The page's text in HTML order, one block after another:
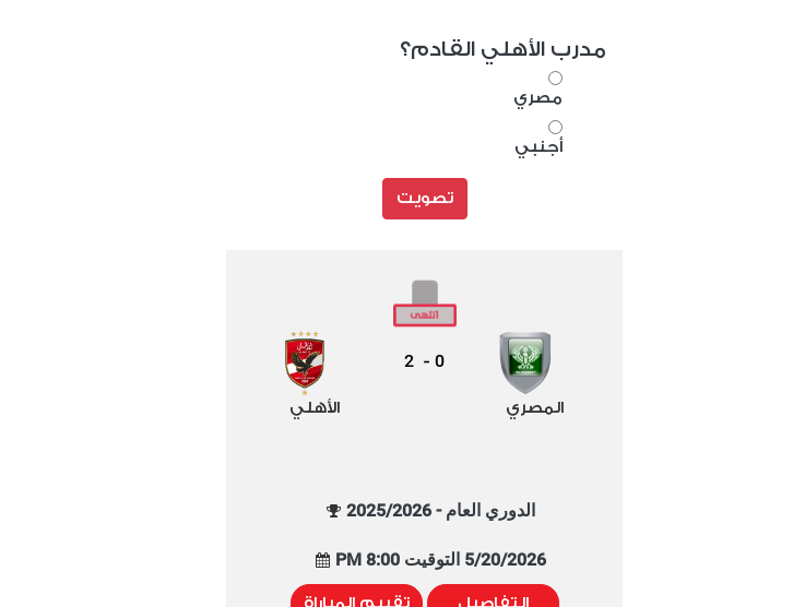
مدرب الأهلي القادم؟
مصري
أجنبي
تصويت
المصري
0
-
2
الأهلي
الدوري العام - 2025/2026
5/20/2026 التوقيت 8:00 PM
التفاصيل تقييم المباراة